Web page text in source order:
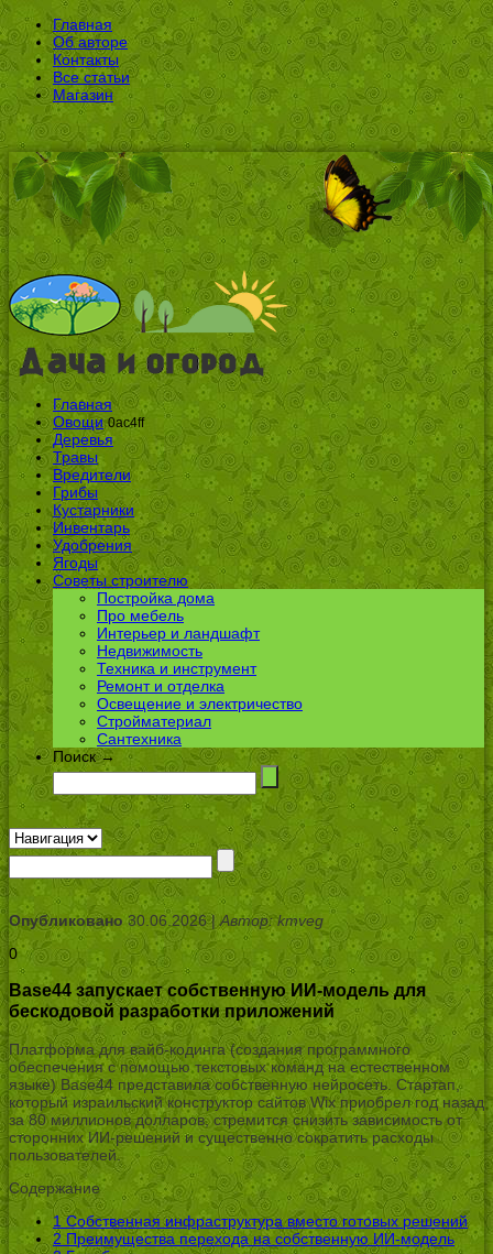
Главная
Об авторе
Контакты
Все статьи
Магазин
Главная
Овощи 0ac4ff
Деревья
Травы
Вредители
Грибы
Кустарники
Инвентарь
Удобрения
Ягоды
Советы строителю
Постройка дома
Про мебель
Интерьер и ландшафт
Недвижимость
Техника и инструмент
Ремонт и отделка
Освещение и электричество
Стройматериал
Сантехника
Поиск →
Опубликовано30.06.2026 |Автор: kmveg
0
Base44 запускает собственную ИИ-модель для
бескодовой разработки приложений
Платформа для вайб-кодинга (создания программного
обеспечения с помощью текстовых команд на естественном
языке) Base44 представила собственную нейросеть. Стартап,
который израильский конструктор сайтов Wix приобрел год назад
за 80 миллионов долларов, стремится снизить зависимость от
сторонних ИИ-решений и существенно сократить расходы
пользователей.
Содержание
1 Собственная инфраструктура вместо готовых решений
2 Преимущества перехода на собственную ИИ-модель